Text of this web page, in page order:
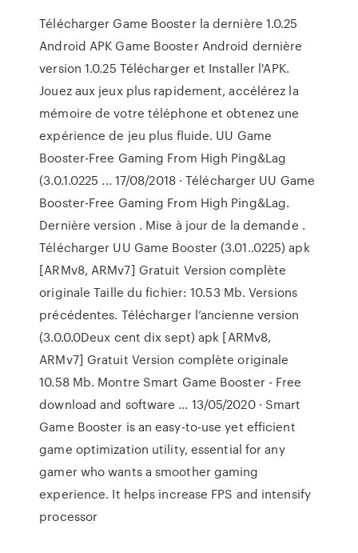
Télécharger Game Booster la dernière 1.0.25
Android APK Game Booster Android dernière
version 1.0.25 Télécharger et Installer l'APK.
Jouez aux jeux plus rapidement, accélérez la
mémoire de votre téléphone et obtenez une
expérience de jeu plus fluide. UU Game
Booster-Free Gaming From High Ping&Lag
(3.0.1.0225 ... 17/08/2018 · Télécharger UU Game
Booster-Free Gaming From High Ping&Lag.
Dernière version . Mise à jour de la demande .
Télécharger UU Game Booster (3.01..0225) apk
[ARMv8, ARMv7] Gratuit Version complète
originale Taille du fichier: 10.53 Mb. Versions
précédentes. Télécharger l’ancienne version
(3.0.0.0Deux cent dix sept) apk [ARMv8,
ARMv7] Gratuit Version complète originale
10.58 Mb. Montre Smart Game Booster - Free
download and software … 13/05/2020 · Smart
Game Booster is an easy-to-use yet efficient
game optimization utility, essential for any
gamer who wants a smoother gaming
experience. It helps increase FPS and intensify
processor